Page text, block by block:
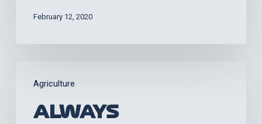
February 12, 2020
Agriculture
schedule
timeALWAYS